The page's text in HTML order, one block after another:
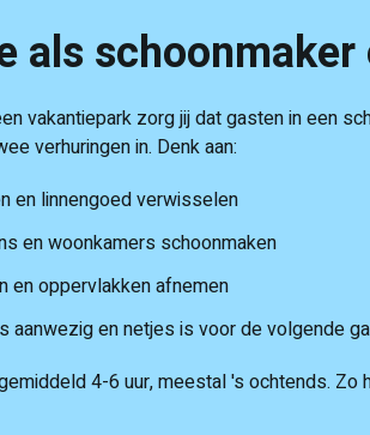
als
vakantiepark zorg jij dat gasten in een
verhuringen in. Denk aan:
en linnengoed verwisselen
en woonkamers schoonmaken
en oppervlakken afnemen
aanwezig en netjes is voor de volgende
4-6 uur, meestal 's ochtends. Zo